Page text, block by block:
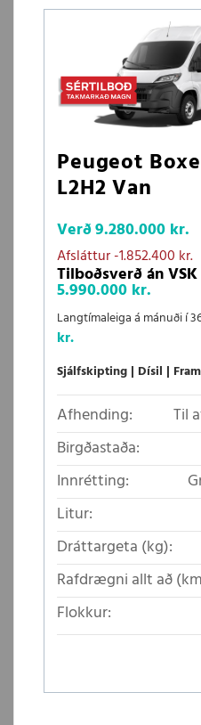
Peugeot
L2H2 Van
Verð9.280.000 kr.
Afsláttur-1.852.400 kr.
Tilboðsverð án VSK
5.990.000 kr.
Langtímaleiga á mánuði í
kr.
Sjálfskipting Dísil
Afhending:
Til
Birgðastaða:
Innrétting:
Litur:
Dráttargeta (kg):
Rafdrægni allt að
Flokkur: